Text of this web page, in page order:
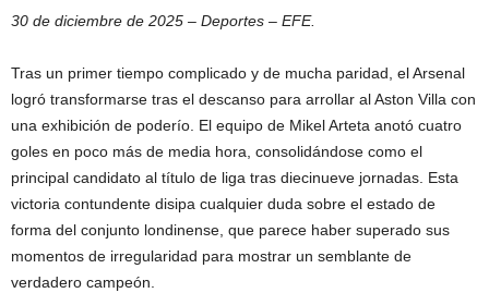
30 de diciembre de 2025 – Deportes – EFE.
Tras un primer tiempo complicado y de mucha paridad, el Arsenal
logró transformarse tras el descanso para arrollar al Aston Villa con
una exhibición de poderío. El equipo de Mikel Arteta anotó cuatro
goles en poco más de media hora, consolidándose como el
principal candidato al título de liga tras diecinueve jornadas. Esta
victoria contundente disipa cualquier duda sobre el estado de
forma del conjunto londinense, que parece haber superado sus
momentos de irregularidad para mostrar un semblante de
verdadero campeón.